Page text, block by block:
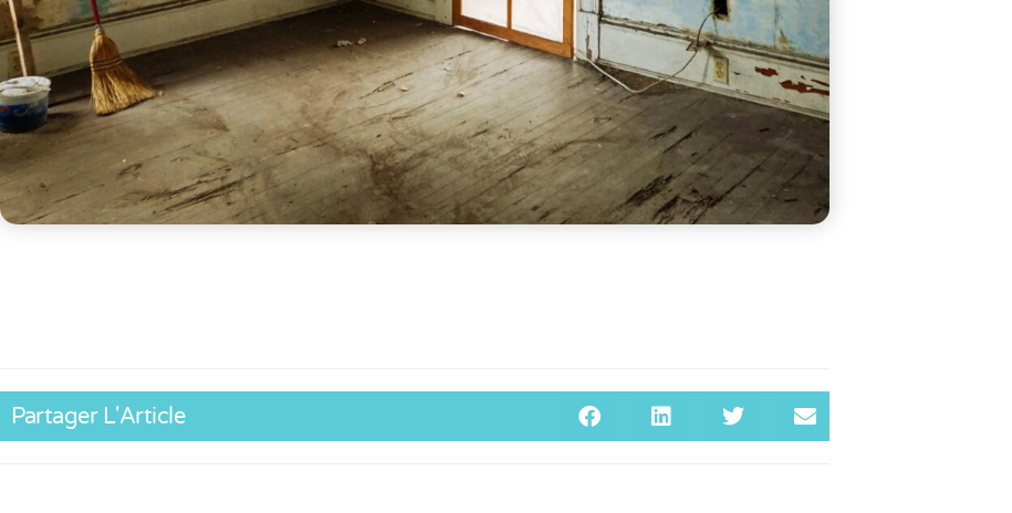
Partager L'Article